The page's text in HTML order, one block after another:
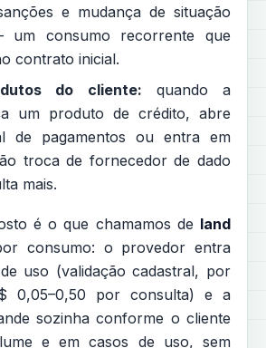
e mudança de situação
um consumo recorrente que
contrato inicial.
do cliente: quando a
um produto de crédito, abre
de pagamentos ou entra em
troca de fornecedor de dado
mais.
é o que chamamos de land
consumo: o provedor entra
uso (validação cadastral, por
0,05–0,50 por consulta) e a
sozinha conforme o cliente
e em casos de uso, sem